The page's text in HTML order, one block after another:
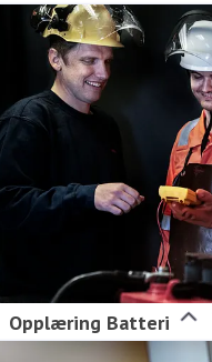
Opplæring Batteri